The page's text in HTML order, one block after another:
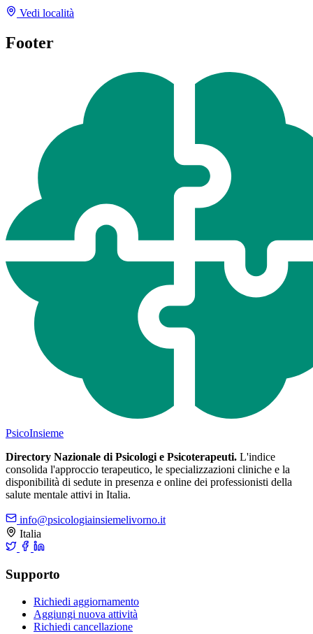
Vedi località
Footer
PsicoInsieme
Directory Nazionale di Psicologi e Psicoterapeuti. L'indice
consolida l'approccio terapeutico, le specializzazioni cliniche e la
disponibilità di sedute in presenza e online dei professionisti della
salute mentale attivi in Italia.
info@psicologiainsiemelivorno.it
Italia
Supporto
Richiedi aggiornamento
Aggiungi nuova attività
Richiedi cancellazione